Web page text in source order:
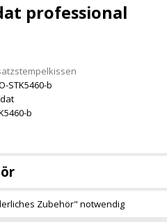
professional
STK5460-b
b
Zubehör" notwendig